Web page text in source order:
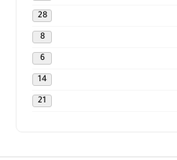
28
8
6
14
21